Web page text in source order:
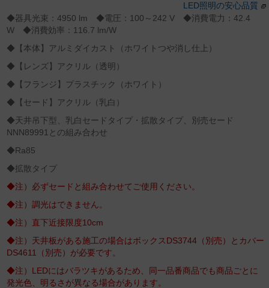
LED照明の安心品質
◆器具光束：4950 lm ◆電圧：100～242 V ◆消費電力：42.4
W ◆消費効率：116.7 lm/W
◆【本体】アルミダイカスト（ホワイトつや消し仕上）
◆【レンズ】アクリル（透明）
◆【フランジ】プラスチック（ホワイト）
◆【セード】アクリル（乳白）
◆天井吊下型、乳白セードタイプ・拡散タイプ、別売セード
NNN89991との組み合わせ
◆Ra85
◆拡散タイプ
◆注）必ずセードと組み合わせてご使用ください。
◆注）調光はできません。
◆注）直下近接限度10cm
◆注）天井板がある施工の場合はボックスDS3744（別売）とカバー
DS4611（別売）が必要です。
◆注）LEDにはバラツキがあるため、同一品番商品でも商品ごとに
発光色、明るさが異なる場合があります。